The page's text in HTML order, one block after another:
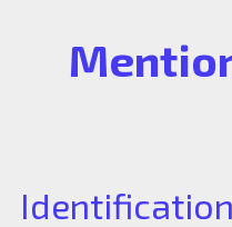
Identification